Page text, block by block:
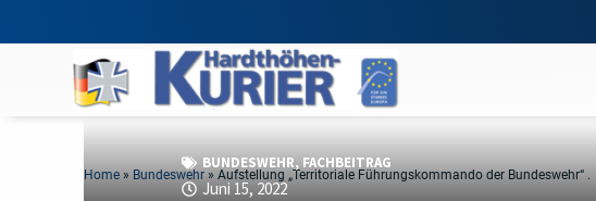
Home » Bundeswehr »Aufstellung „Territoriale Führungskommando der Bundeswehr“ .
BUNDESWEHR, FACHBEITRAG
Juni 15, 2022